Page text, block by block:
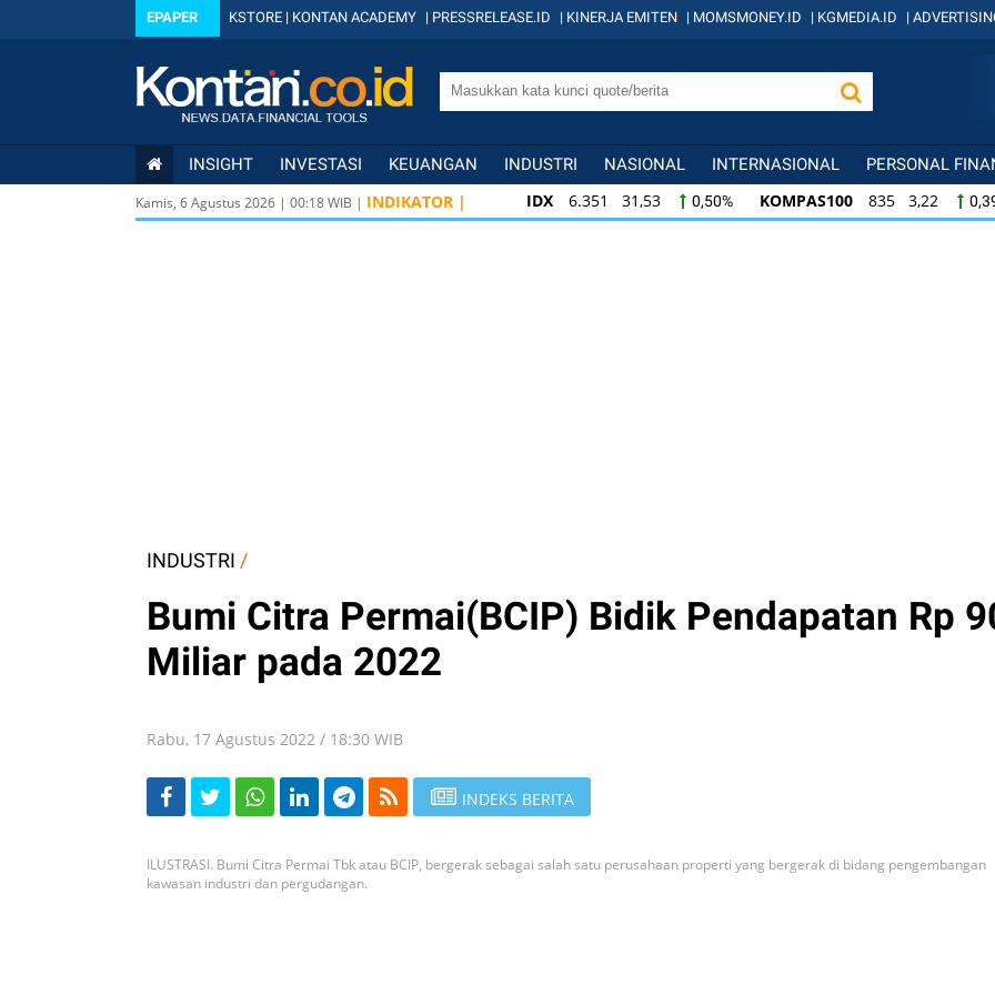
EPAPER KSTORE | KONTAN ACADEMY | PRESSRELEASE.ID | KINERJA EMITEN | MOMSMONEY.ID | KGMEDIA.ID |
INSIGHT INVESTASI KEUANGAN INDUSTRI NASIONAL INTERNASIONAL PERSONAL
Kamis, 6 Agustus 2026 | 00:18WIB | INDIKATOR | IDX 6.351 31,53 0,50% KOMPAS100 835 3,22
IDX 6.351 31,53 0,50% KOMPAS100 835 3,22
INDUSTRI /
Bumi Citra Permai(BCIP) Bidik Pendapatan Rp
Miliar pada 2022
Rabu, 17 Agustus 2022 / 18:30 WIB
INDEKS BERITA
ILUSTRASI. Bumi Citra Permai Tbk atau BCIP, bergerak sebagai salah satu perusahaan properti yang bergerak di bidang pengembangan
kawasan industri dan pergudangan.